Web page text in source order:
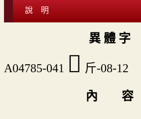
說 明
異 體 字
A04785-041 󷀌 斤-08-12
內 容